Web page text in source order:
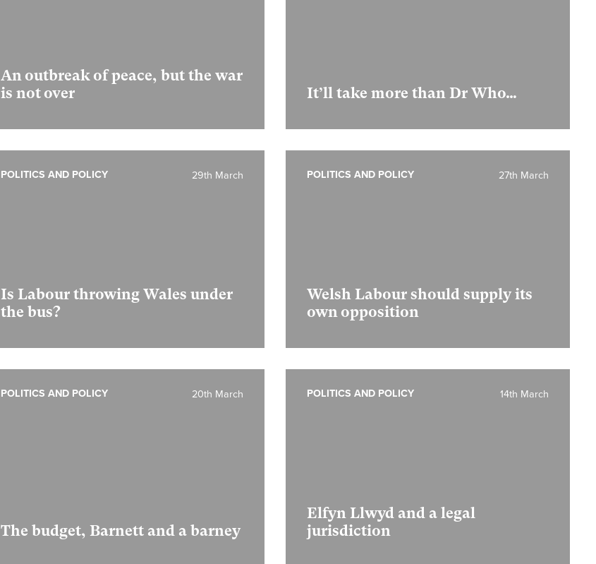
An outbreak of peace, but the war
is not over
It’ll take more than Dr Who…
Is Labour throwing Wales under
the bus?
29th March
POLITICS AND POLICY
Welsh Labour should supply its
own opposition
27th March
POLITICS AND POLICY
The budget, Barnett and a barney
20th March
POLITICS AND POLICY
Elfyn Llwyd and a legal
jurisdiction
14th March
POLITICS AND POLICY